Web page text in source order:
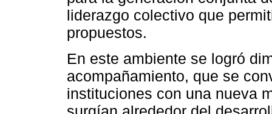
liderazgo colectivo que
propuestos.
En este ambiente se logró
acompañamiento, que se
instituciones con una nueva